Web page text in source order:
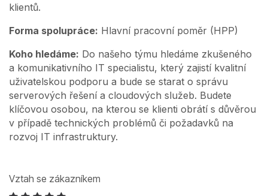
klientů.
Forma spolupráce: Hlavní pracovní poměr (HPP)
Koho hledáme: Do našeho týmu hledáme zkušeného
a komunikativního IT specialistu, který zajistí kvalitní
uživatelskou podporu a bude se starat o správu
serverových řešení a cloudových služeb. Budete
klíčovou osobou, na kterou se klienti obrátí s důvěrou
v případě technických problémů či požadavků na
rozvoj IT infrastruktury.
Vztah se zákazníkem